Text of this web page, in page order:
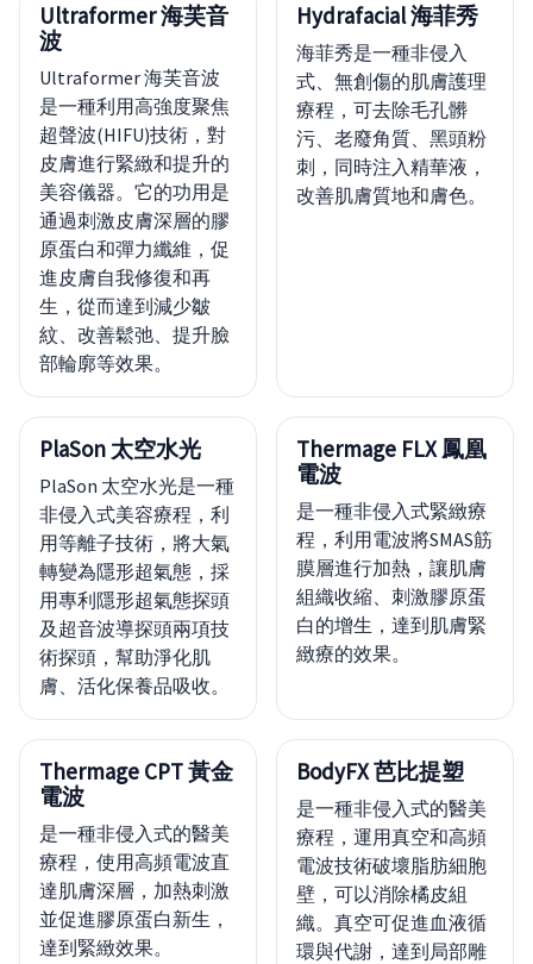
Ultraformer 海芙音
波
Ultraformer 海芙音波
是一種利用高強度聚焦
超聲波(HIFU)技術，對
皮膚進行緊緻和提升的
美容儀器。它的功用是
通過刺激皮膚深層的膠
原蛋白和彈力纖維，促
進皮膚自我修復和再
生，從而達到減少皺
紋、改善鬆弛、提升臉
部輪廓等效果。
Hydrafacial 海菲秀
海菲秀是一種非侵入
式、無創傷的肌膚護理
療程，可去除毛孔髒
污、老廢角質、黑頭粉
刺，同時注入精華液，
改善肌膚質地和膚色。
PlaSon 太空水光
PlaSon 太空水光是一種
非侵入式美容療程，利
用等離子技術，將大氣
轉變為隱形超氣態，採
用專利隱形超氣態探頭
及超音波導探頭兩項技
術探頭，幫助淨化肌
膚、活化保養品吸收。
Thermage FLX 鳳凰
電波
是一種非侵入式緊緻療
程，利用電波將SMAS筋
膜層進行加熱，讓肌膚
組織收縮、刺激膠原蛋
白的增生，達到肌膚緊
緻療的效果。
Thermage CPT 黃金
電波
是一種非侵入式的醫美
療程，使用高頻電波直
達肌膚深層，加熱刺激
並促進膠原蛋白新生，
達到緊緻效果。
BodyFX 芭比提塑
是一種非侵入式的醫美
療程，運用真空和高頻
電波技術破壞脂肪細胞
壁，可以消除橘皮組
織。真空可促進血液循
環與代謝，達到局部雕